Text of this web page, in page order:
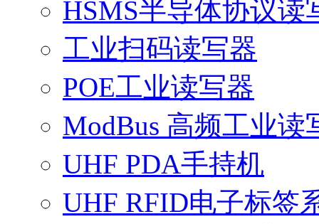
HSMS半导体协议读
工业扫码读写器
POE工业读写器
ModBus 高频工业读
UHF PDA手持机
UHF RFID电子标签